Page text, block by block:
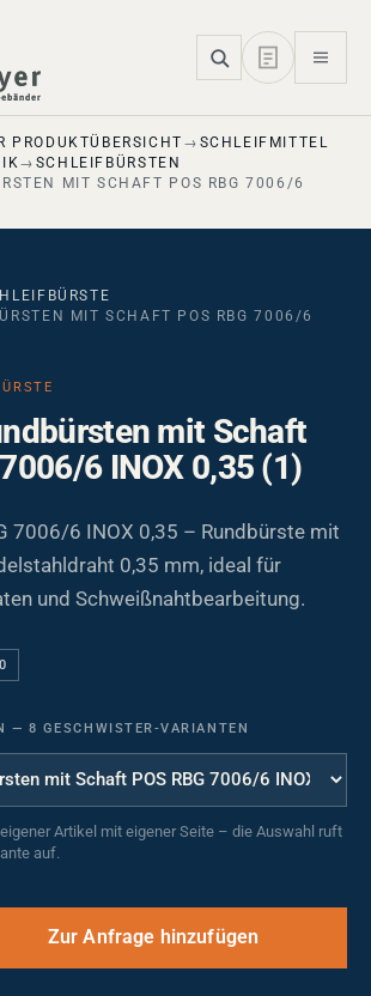
PRODUKTÜBERSICHT
SCHLEIFMITTEL
SCHLEIFBÜRSTEN
MIT SCHAFT POS RBG 7006/6
MIT SCHAFT POS RBG 7006/6
mit Schaft
6 INOX 0,35 (1)
7006/6 INOX 0,35 – Rundbürste mit
0,35 mm, ideal für
und Schweißnahtbearbeitung.
— 8 GESCHWISTER-VARIANTEN
Artikel mit eigener Seite – die Auswahl ruft
auf.